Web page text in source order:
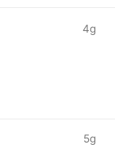
4g
5g